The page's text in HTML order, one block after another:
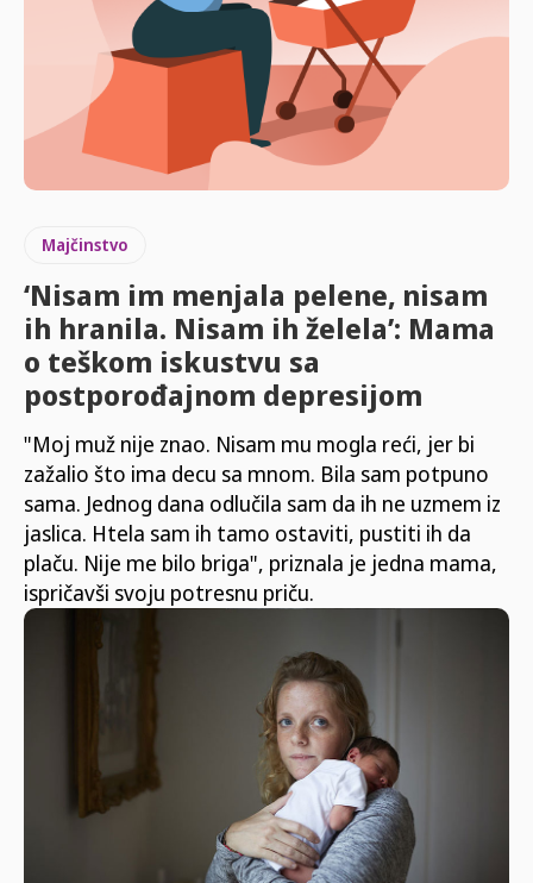
Majčinstvo
‘Nisam im menjala pelene, nisam
ih hranila. Nisam ih želela’: Mama
o teškom iskustvu sa
postporođajnom depresijom
"Moj muž nije znao. Nisam mu mogla reći, jer bi
zažalio što ima decu sa mnom. Bila sam potpuno
sama. Jednog dana odlučila sam da ih ne uzmem iz
jaslica. Htela sam ih tamo ostaviti, pustiti ih da
plaču. Nije me bilo briga", priznala je jedna mama,
ispričavši svoju potresnu priču.